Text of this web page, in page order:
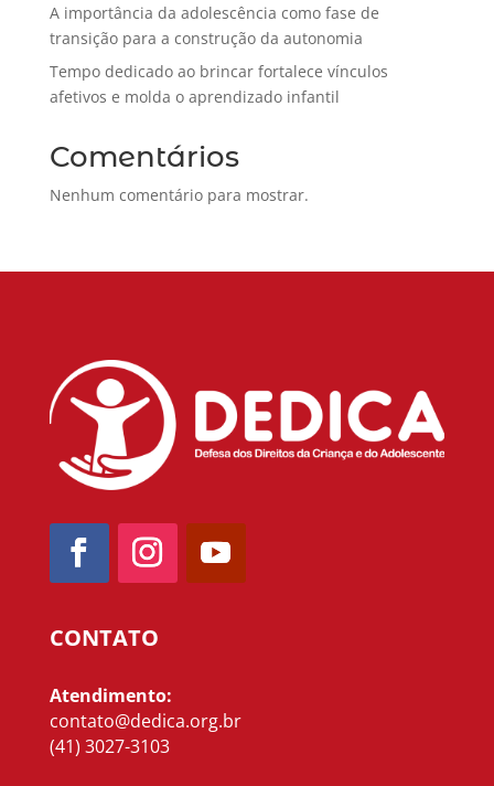
A importância da adolescência como fase de
transição para a construção da autonomia
Tempo dedicado ao brincar fortalece vínculos
afetivos e molda o aprendizado infantil
Comentários
Nenhum comentário para mostrar.
CONTATO
Atendimento:
contato@dedica.org.br
(41) 3027-3103